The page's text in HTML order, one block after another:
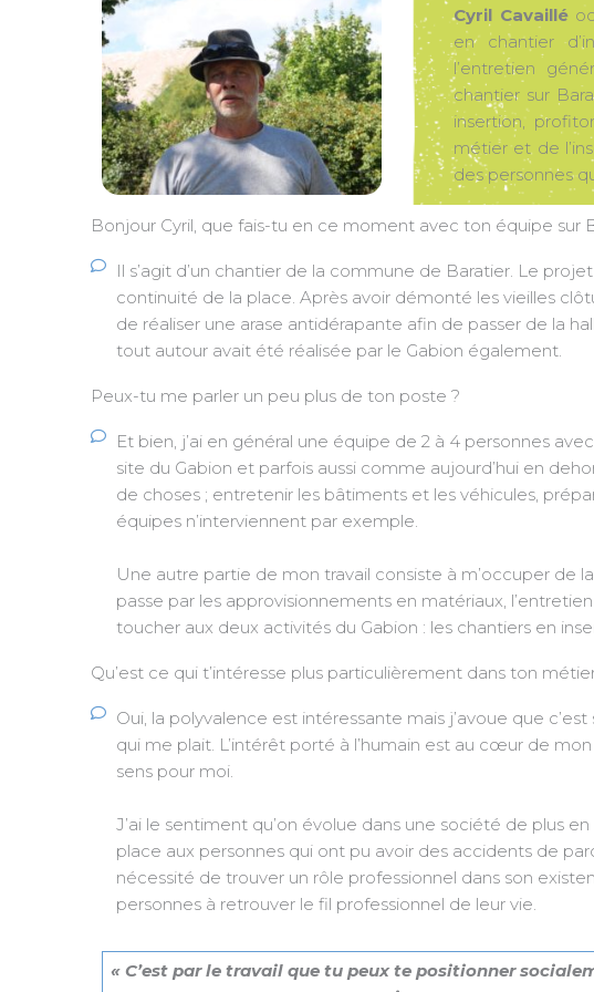
Cyril Cavaillé
en chantier
l’entretien
chantier sur
insertion,
métier et de
des personnes
Bonjour Cyril, que fais-tu en ce moment avec ton équipe sur
Il s’agit d’un chantier de la commune de Baratier. Le
continuité de la place. Après avoir démonté les vieilles
de réaliser une arase antidérapante afin de passer de la
tout autour avait été réalisée par le Gabion également.
Peux-tu me parler un peu plus de ton poste ?
Et bien, j’ai en général une équipe de 2 à 4 personnes
site du Gabion et parfois aussi comme aujourd’hui en
de choses ; entretenir les bâtiments et les véhicules,
équipes n’interviennent par exemple.
Une autre partie de mon travail consiste à m’occuper de
passe par les approvisionnements en matériaux,
toucher aux deux activités du Gabion : les chantiers en
Qu’est ce qui t’intéresse plus particulièrement dans ton
Oui, la polyvalence est intéressante mais j’avoue que
qui me plait. L’intérêt porté à l’humain est au cœur de
sens pour moi.
J’ai le sentiment qu’on évolue dans une société de plus
place aux personnes qui ont pu avoir des accidents de
nécessité de trouver un rôle professionnel dans son
personnes à retrouver le fil professionnel de leur vie.
« C’est par le travail que tu peux te positionner